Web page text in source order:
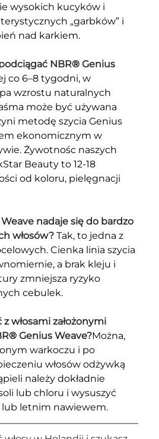
wysokich kucyków i
„garbków” i
nad karkiem.
NBR® Genius
co 6–8 tygodni, w
wzrostu naturalnych
może być używana
metodę szycia Genius
ekonomicznym w
Żywotnośc naszych
Beauty to 12-18
od koloru, pielęgnacji
nadaje się do bardzo
włosów? Tak, to jedna z
Cienka linia szycia
a brak kleju i
zmniejsza ryzyko
cebulek.
włosami założonymi
® Genius Weave?Można,
warkoczu i po
włosów odżywką
należy dokładnie
lub chloru i wysuszyć
lub letnim nawiewem.